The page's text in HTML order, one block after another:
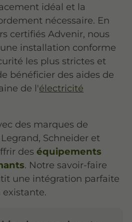
idéal et la
nécessaire. En
certifiés Advenir, nous
installation conforme
les plus strictes et
bénéficier des aides de
de l'électricité
des marques de
Schneider et
deséquipements
. Notre savoir-faire
une intégration parfaite